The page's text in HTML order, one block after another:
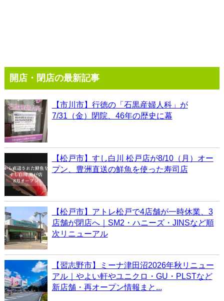
開店・閉店の最新記事
【市川市】行徳の「石黒産婦人科」が
7/31（金）閉院、46年の歴史に幕
【松戸市】すし白川 松戸店が8/10（月）オー
プン、豊洲直送の鮮魚を使った寿司店
【松戸市】アトレ松戸で4店舗が一時休業、3
店舗が閉店へ｜SM2・ハニーズ・JINSなど順
次リニューアル
【習志野市】ミーナ津田沼2026年秋リニュー
アル｜やよい軒やユニクロ・GU・PLSTなど
新店舗・再オープン情報まと...